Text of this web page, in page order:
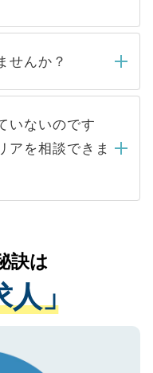
には公開してい
人気のある医療機
応募が殺到する場
に合った人材の
するケースが増え
とは一切ありませ
内定をいただい
ません。内定先へ
ートナーが行い
せんか？
とはありませんの
イトからの登録
の個人情報は、
よび転職活動の
す。お預かりし
タはご本人の許可
ついての厳密な
のみに付与され
取得済みです。
安心ください。
いないのです
アを相談できま
関の状況や紹介
なアドバイスを
にご転職をされ
ートが可能です
さい。
訣は
」